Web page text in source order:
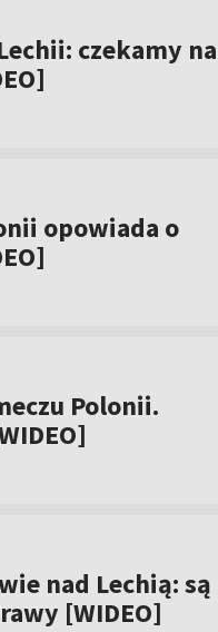
czekamy na
opowiada o
Polonii.
nad Lechią: są
[WIDEO]